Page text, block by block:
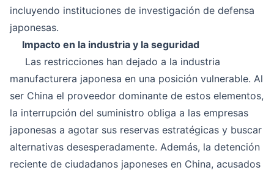
incluyendo instituciones de investigación de defensa
japonesas.
Impacto en la industria y la seguridad
Las restricciones han dejado a la industria
manufacturera japonesa en una posición vulnerable. Al
ser China el proveedor dominante de estos elementos,
la interrupción del suministro obliga a las empresas
japonesas a agotar sus reservas estratégicas y buscar
alternativas desesperadamente. Además, la detención
reciente de ciudadanos japoneses en China, acusados